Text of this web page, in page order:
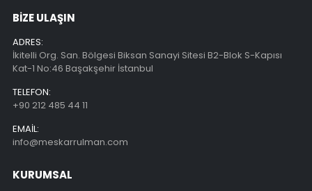
BİZE ULAŞIN
ADRES:
İkitelli Org. San. Bölgesi Biksan Sanayi Sitesi B2-Blok S-Kapısı
Kat-1 No:46 Başakşehir İstanbul
TELEFON:
+90 212 485 44 11
EMAIL:
info@meskarrulman.com
KURUMSAL